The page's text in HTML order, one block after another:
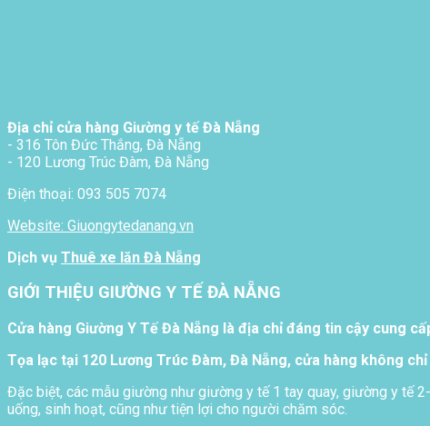
Địa chỉ cửa hàng Giường y tế Đà Nẵng
- 316 Tôn Đức Thắng, Đà Nẵng
- 120 Lương Trúc Đàm, Đà Nẵng
Điện thoại: 093 505 7074
Website: Giuongytedanang.vn
Dịch vụ Thuê xe lăn Đà Nẵng
GIỚI THIỆU GIƯỜNG Y TẾ ĐÀ NẴNG
Cửa hàng Giường Y Tế Đà Nẵng là địa chỉ đáng tin cậy cung
Tọa lạc tại 120 Lương Trúc Đàm, Đà Nẵng, cửa hàng không
Đặc biệt, các mẫu giường như giường y tế 1 tay quay, giường y tế
uống, sinh hoạt, cũng như tiện lợi cho người chăm sóc.